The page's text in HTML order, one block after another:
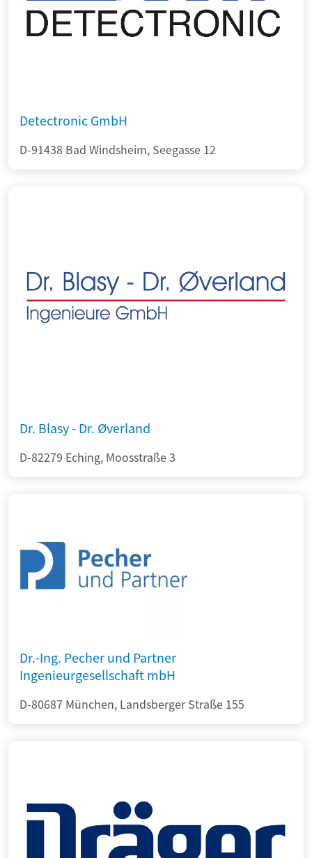
Detectronic GmbH
D-91438 Bad Windsheim, Seegasse 12
Dr. Blasy - Dr. Øverland
D-82279 Eching, Moosstraße 3
Dr.-Ing. Pecher und Partner
Ingenieurgesellschaft mbH
D-80687 München, Landsberger Straße 155